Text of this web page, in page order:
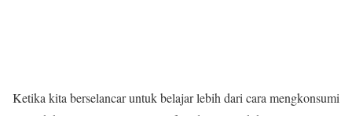
Ketika kita berselancar untuk belajar lebih dari cara mengkonsumi